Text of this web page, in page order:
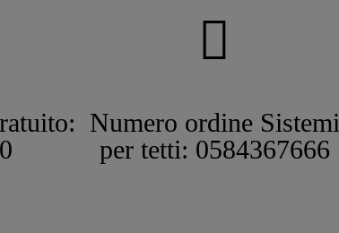
Numero ordine Sistemi
per tetti: 0584367666